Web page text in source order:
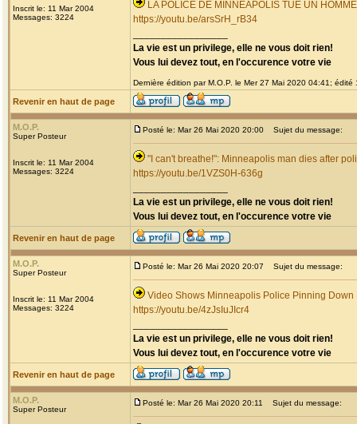
Inscrit le: 11 Mar 2004
Messages: 3224
LA POLICE DE MINNEAPOLIS TUE UN
https://youtu.be/arsSrH_rB34
La vie est un privilege, elle ne vous doit rien!
Vous lui devez tout, en l'occurence votre vie
Dernière édition par M.O.P. le Mer 27 Mai 2020 04:41; édité
Revenir en haut de page
M.O.P.
Super Posteur
Inscrit le: 11 Mar 2004
Messages: 3224
Posté le: Mar 26 Mai 2020 20:00 Sujet du message:
"I can't breathe!": Minneapolis man dies after
https://youtu.be/1VZS0H-636g
La vie est un privilege, elle ne vous doit rien!
Vous lui devez tout, en l'occurence votre vie
Revenir en haut de page
M.O.P.
Super Posteur
Inscrit le: 11 Mar 2004
Messages: 3224
Posté le: Mar 26 Mai 2020 20:07 Sujet du message:
Video Shows Minneapolis Police Pinning
https://youtu.be/4zJsIuJIcr4
La vie est un privilege, elle ne vous doit rien!
Vous lui devez tout, en l'occurence votre vie
Revenir en haut de page
M.O.P.
Super Posteur
Posté le: Mar 26 Mai 2020 20:11 Sujet du message: